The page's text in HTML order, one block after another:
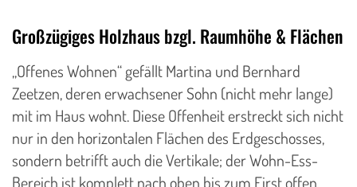
Großzügiges Holzhaus bzgl. Raumhöhe & Flächen
„Offenes Wohnen“ gefällt Martina und Bernhard
Zeetzen, deren erwachsener Sohn (nicht mehr lange)
mit im Haus wohnt. Diese Offenheit erstreckt sich nicht
nur in den horizontalen Flächen des Erdgeschosses,
sondern betrifft auch die Vertikale; der Wohn-Ess-
Bereich ist komplett nach oben bis zum First offen,